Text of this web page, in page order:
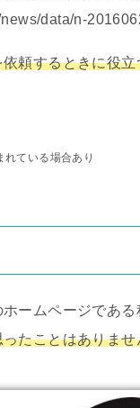
data/n-
頼するときに役
ている場合あり
ームページである
たことはありませ